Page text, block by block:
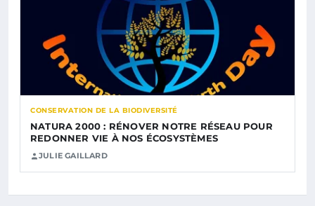
CONSERVATION DE LA BIODIVERSITÉ
NATURA 2000 : RÉNOVER NOTRE RÉSEAU POUR
REDONNER VIE À NOS ÉCOSYSTÈMES
JULIE GAILLARD